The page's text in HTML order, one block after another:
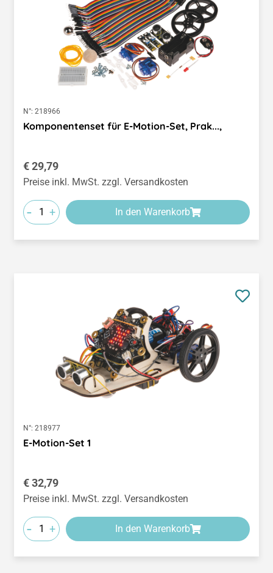
N°: 218966
Komponentenset für E-Motion-Set, Prak...,
Regulärer Preis:
€ 29,79
Preise inkl. MwSt. zzgl. Versandkosten
- + In den Warenkorb
N°: 218977
E-Motion-Set 1
Regulärer Preis:
€ 32,79
Preise inkl. MwSt. zzgl. Versandkosten
- + In den Warenkorb